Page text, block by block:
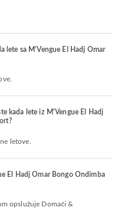
lete sa M'Vengue El Hadj Omar
kada lete iz M'Vengue El Hadj
letove.
El Hadj Omar Bongo Ondimba